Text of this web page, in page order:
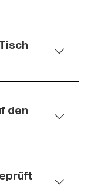
den